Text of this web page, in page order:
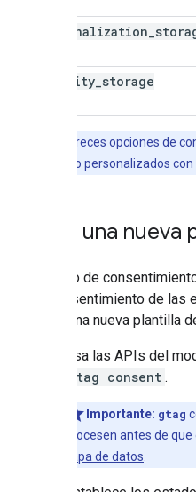
personalization
security storage
Si ofreces opciones de
consentimiento personalizados
Crea una
El modo de
de consentimiento de
crees una nueva plantilla
Usa las APIs del
gtag consent .
Importante: gtag
procesen antes de
capa de datos